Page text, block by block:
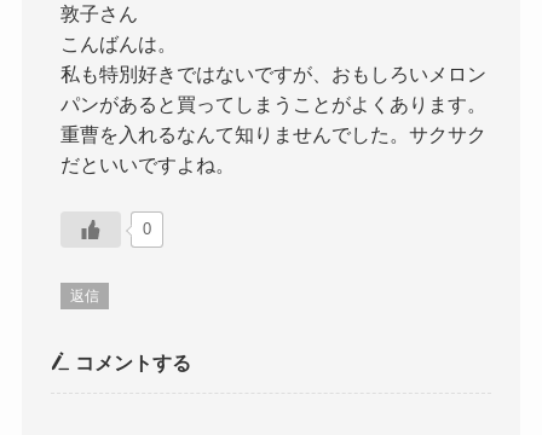
敦子さん
こんばんは。
私も特別好きではないですが、おもしろいメロン
パンがあると買ってしまうことがよくあります。
重曹を入れるなんて知りませんでした。サクサク
だといいですよね。
0
返信
コメントする